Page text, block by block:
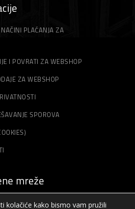
PLAĆANJA ZA
I POVRATI ZA WEBSHOP
ZA WEBSHOP
SPOROVA
mreže
kolačiće kako bismo vam pružili